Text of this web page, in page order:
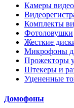
Камеры
Комплекты
Фотоловушки
Жесткие
Микрофоны
Прожекторы
Штекеры и
Уцененные
Домофоны